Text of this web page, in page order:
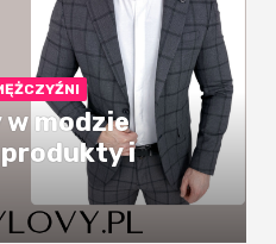
modzie
i